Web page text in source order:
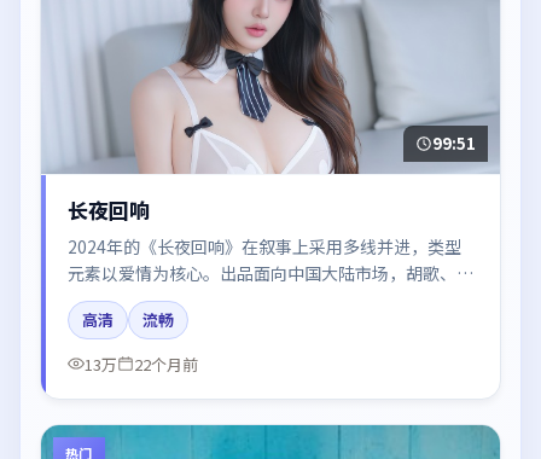
99:51
长夜回响
2024年的《长夜回响》在叙事上采用多线并进，类型
元素以爱情为核心。出品面向中国大陆市场，胡歌、张
译、谭卓所饰角色推动关键反转，结尾留白引发讨论。
高清
流畅
13万
22个月前
热门